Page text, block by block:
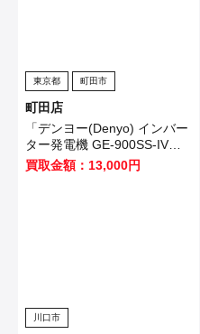
東京都 町田市
町田店
「デンヨー(Denyo) インバー
ター発電機 GE-900SS-IV
(GE-900-IV)」を買い取りま
買取金額：13,000円
川口市